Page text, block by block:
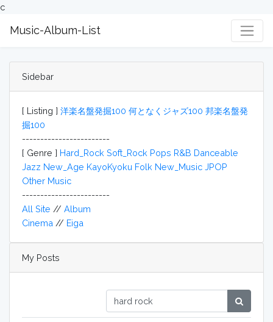
c
Music-Album-List
Sidebar
[ Listing ] 洋楽名盤発掘100 何となくジャズ100 邦楽名盤発
掘100
------------------------
[ Genre ] Hard_Rock Soft_Rock Pops R&B Danceable
Jazz New_Age KayoKyoku Folk New_Music JPOP
Other Music
------------------------
All Site // Album
Cinema // Eiga
My Posts